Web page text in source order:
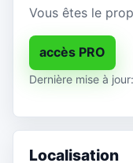
Vous êtes le
accès PRO
Dernière mise à
Localisation